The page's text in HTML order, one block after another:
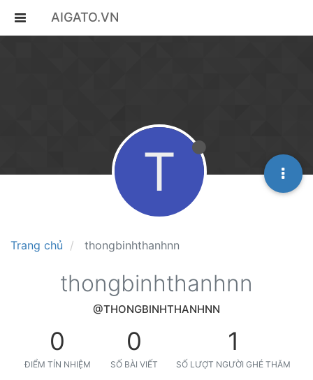
AIGATO.VN
Trang chủ thongbinhthanhnn
T
thongbinhthanhnn
@THONGBINHTHANHNN
0
ĐIỂM TÍN NHIỆM
0
SỐ BÀI VIẾT
1
SỐ LƯỢT NGƯỜI GHÉ THĂM